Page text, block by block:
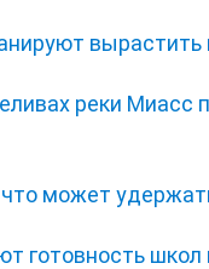
вырастить
реки Миасс
может
готовность школ